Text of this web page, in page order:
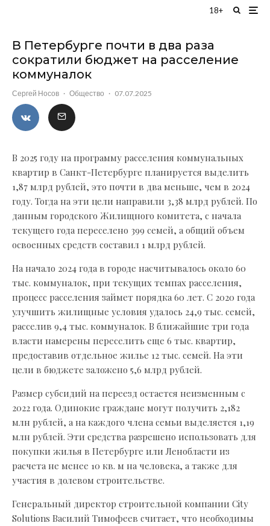
18+Фото: Baltphoto
В Петербурге почти в два раза
сократили бюджет на расселение
коммуналок
Сергей Носов · Общество · 07.07.2025
В 2025 году на программу расселения коммунальных
квартир в Санкт-Петербурге планируется выделить
1,87 млрд рублей, это почти в два меньше, чем в 2024
году. Тогда на эти цели направили 3,38 млрд рублей. По
данным городского Жилищного комитета, с начала
текущего года переселено 399 семей, а общий объем
освоенных средств составил 1 млрд рублей.
На начало 2024 года в городе насчитывалось около 60
тыс. коммуналок, при текущих темпах расселения,
процесс расселения займет порядка 60 лет. С 2020 года
улучшить жилищные условия удалось 24,9 тыс. семей,
расселив 9,4 тыс. коммуналок. В ближайшие три года
власти намерены переселить еще 6 тыс. квартир,
предоставив отдельное жилье 12 тыс. семей. На эти
цели в бюджете заложено 5,6 млрд рублей.
Размер субсидий на переезд остается неизменным с
2022 года. Одинокие граждане могут получить 2,182
млн рублей, а на каждого члена семьи выделяется 1,19
млн рублей. Эти средства разрешено использовать для
покупки жилья в Петербурге или Ленобласти из
расчета не менее 10 кв. м на человека, а также для
участия в долевом строительстве.
Генеральный директор строительной компании City
Solutions Василий Тимофеев считает, что необходимы